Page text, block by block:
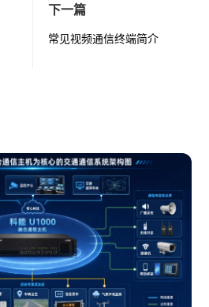
下一篇
常见视频通信终端简介